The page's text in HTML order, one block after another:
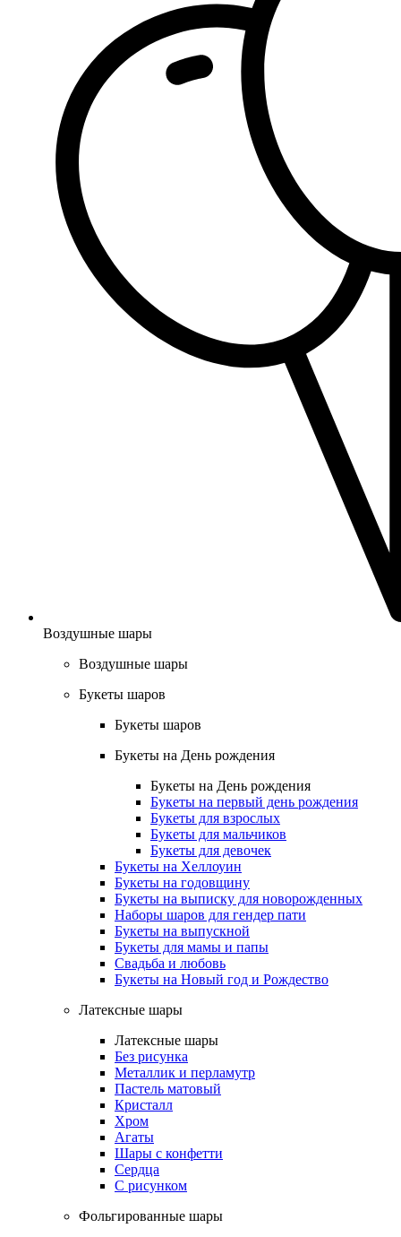
Воздушные шары
Воздушные шары
Букеты шаров
Букеты шаров
Букеты на День рождения
Букеты на День рождения
Букеты на первый день рождения
Букеты для взрослых
Букеты для мальчиков
Букеты для девочек
Букеты на Хеллоуин
Букеты на годовщину
Букеты на выписку для новорожденных
Наборы шаров для гендер пати
Букеты на выпускной
Букеты для мамы и папы
Свадьба и любовь
Букеты на Новый год и Рождество
Латексные шары
Латексные шары
Без рисунка
Металлик и перламутр
Пастель матовый
Кристалл
Хром
Агаты
Шары с конфетти
Сердца
С рисунком
Фольгированные шары